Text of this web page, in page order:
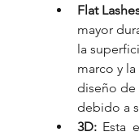
Flat
mayor
la
marco y
diseño de
debido a
3D: Esta